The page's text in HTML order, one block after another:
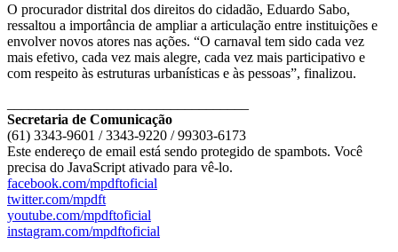
O procurador distrital dos direitos do cidadão, Eduardo Sabo,
ressaltou a importância de ampliar a articulação entre instituições e
envolver novos atores nas ações. “O carnaval tem sido cada vez
mais efetivo, cada vez mais alegre, cada vez mais participativo e
com respeito às estruturas urbanísticas e às pessoas”, finalizou.
Secretaria de Comunicação
(61) 3343-9601 / 3343-9220 / 99303-6173
Este endereço de email está sendo protegido de spambots. Você
precisa do JavaScript ativado para vê-lo.
facebook.com/mpdftoficial
twitter.com/mpdft
youtube.com/mpdftoficial
instagram.com/mpdftoficial